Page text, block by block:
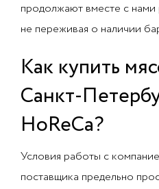
продолжают вместе с нами
не переживая о наличии
Как купить
Санкт-
HoReCa?
Условия работы с
поставщика предельно